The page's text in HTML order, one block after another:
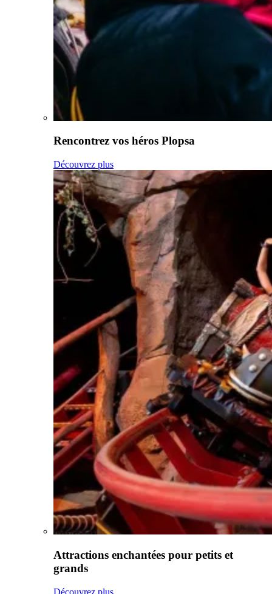
Rencontrez vos héros Plopsa
Découvrez plus
Attractions enchantées pour petits et
grands
Découvrez plus